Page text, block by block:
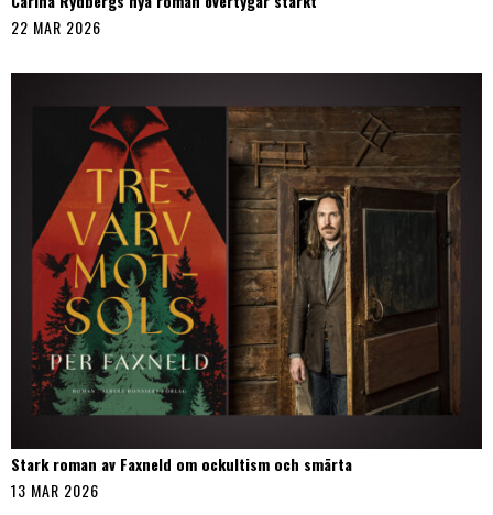
22 MAR 2026
Stark roman av Faxneld om ockultism och smärta
13 MAR 2026